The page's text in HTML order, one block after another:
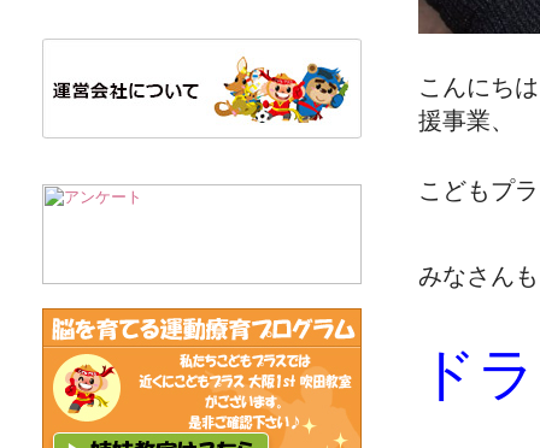
こんにち
援事業、
こどもプ
みなさん
ド